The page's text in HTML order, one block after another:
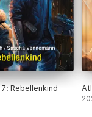
Rebellenkind